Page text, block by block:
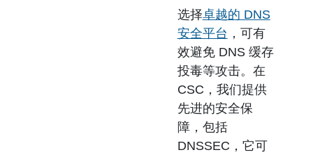
选择卓越的 DNS
安全平台 ，可有
效避免 DNS 缓存
投毒等攻击。在
CSC，我们提供
先进的安全保
障，包括
DNSSEC，它可